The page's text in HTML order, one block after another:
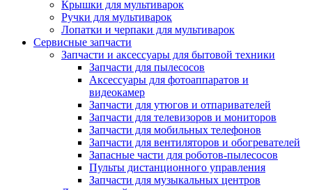
Крышки для мультиварок
Ручки для мультиварок
Лопатки и черпаки для мультиварок
Сервисные запчасти
Запчасти и аксессуары для бытовой техники
Запчасти для пылесосов
Аксессуары для фотоаппаратов и
видеокамер
Запчасти для утюгов и отпаривателей
Запчасти для телевизоров и мониторов
Запчасти для мобильных телефонов
Запчасти для вентиляторов и обогревателей
Запасные части для роботов-пылесосов
Пульты дистанционного управления
Запчасти для музыкальных центров